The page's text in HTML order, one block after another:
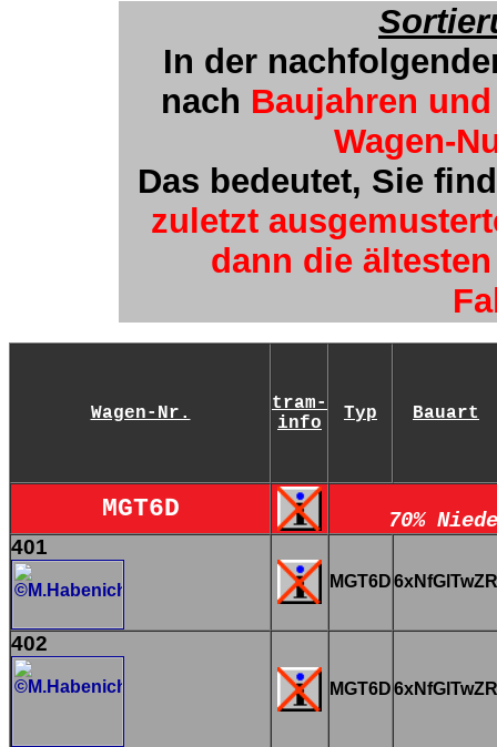
In der
nach Baujahren
Wagen-
Das bedeutet, Sie
zuletzt
dann die
Wagen-Nr.
tram-
info
Typ Bauart
MGT6D 70%
401
MGT6D6xNfGlTwZR
402
MGT6D6xNfGlTwZR